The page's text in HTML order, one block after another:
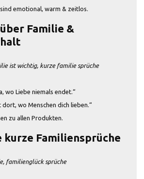
emotional, warm & zeitlos.
Familie &
ist wichtig, kurze familie sprüche
wo Liebe niemals endet.“
dort, wo Menschen dich lieben.“
zu allen Produkten.
kurze Familiensprüche
familienglück sprüche